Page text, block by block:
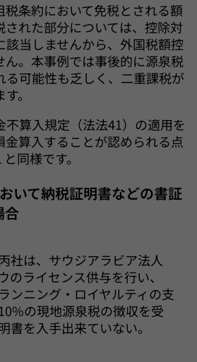
税条約において免税とされる額
された部分については、控除対
該当しませんから、外国税額控
ん。本事例では事後的に源泉税
る可能性も乏しく、二重課税が
。
不算入規定（法法41）の適用を
金算入することが認められる点
同様です。
いて納税証明書などの書証
合
社は、サウジアラビア法人
のライセンス供与を行い、
ンニング・ロイヤルティの支
の現地源泉税の徴収を受
書を入手出来ていない。